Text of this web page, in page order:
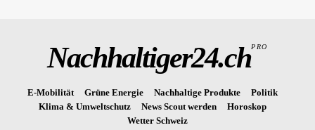
Nachhaltiger24.chPRO
E-Mobilität Grüne Energie Nachhaltige Produkte
Politik
Klima & Umweltschutz
News Scout werden
Horoskop
Wetter Schweiz